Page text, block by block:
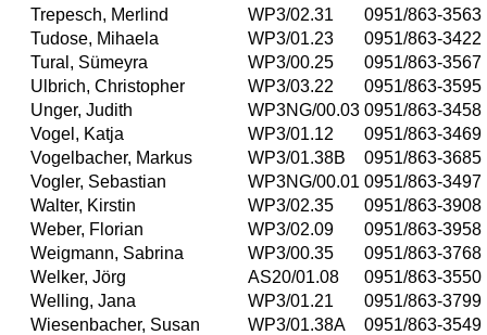
Trepesch, Merlind
WP3/02.31
0951/863-3563
Tudose, Mihaela
WP3/01.23
0951/863-3422
Tural, Sümeyra
WP3/00.25
0951/863-3567
Ulbrich, Christopher
WP3/03.22
0951/863-3595
Unger, Judith
WP3NG/00.03 0951/863-3458
Vogel, Katja
WP3/01.12
0951/863-3469
Vogelbacher, Markus
WP3/01.38B
0951/863-3685
Vogler, Sebastian
WP3NG/00.01 0951/863-3497
Walter, Kirstin
WP3/02.35
0951/863-3908
Weber, Florian
WP3/02.09
0951/863-3958
Weigmann, Sabrina
WP3/00.35
0951/863-3768
Welker, Jörg
AS20/01.08
0951/863-3550
Welling, Jana
WP3/01.21
0951/863-3799
Wiesenbacher, Susan
WP3/01.38A
0951/863-3549